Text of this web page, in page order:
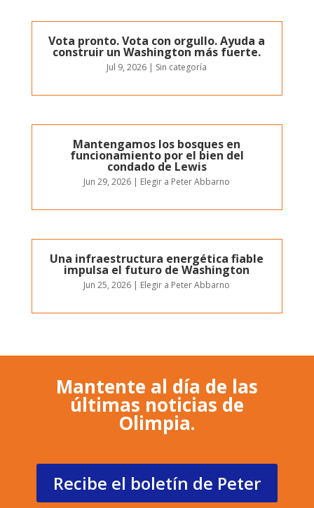
Vota pronto. Vota con orgullo. Ayuda a
construir un Washington más fuerte.
Jul 9, 2026 | Sin categoría
Mantengamos los bosques en
funcionamiento por el bien del
condado de Lewis
Jun 29, 2026 | Elegir a Peter Abbarno
Una infraestructura energética fiable
impulsa el futuro de Washington
Jun 25, 2026 | Elegir a Peter Abbarno
Mantente al día de las
últimas noticias de
Olimpia.
Recibe el boletín de Peter